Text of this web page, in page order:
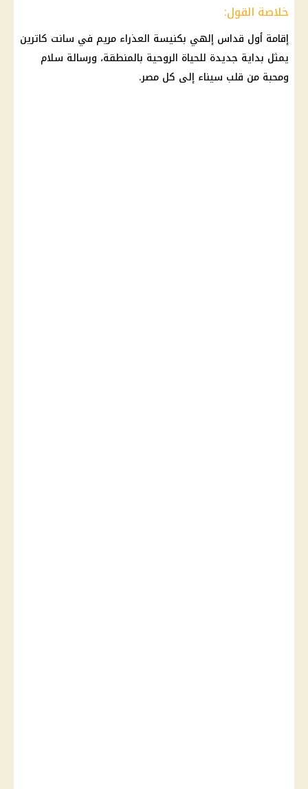
خلاصة القول:
إقامة أول قداس إلهي بكنيسة العذراء مريم في سانت كاترين
يمثل بداية جديدة للحياة الروحية بالمنطقة، ورسالة سلام
ومحبة من قلب سيناء إلى كل مصر.